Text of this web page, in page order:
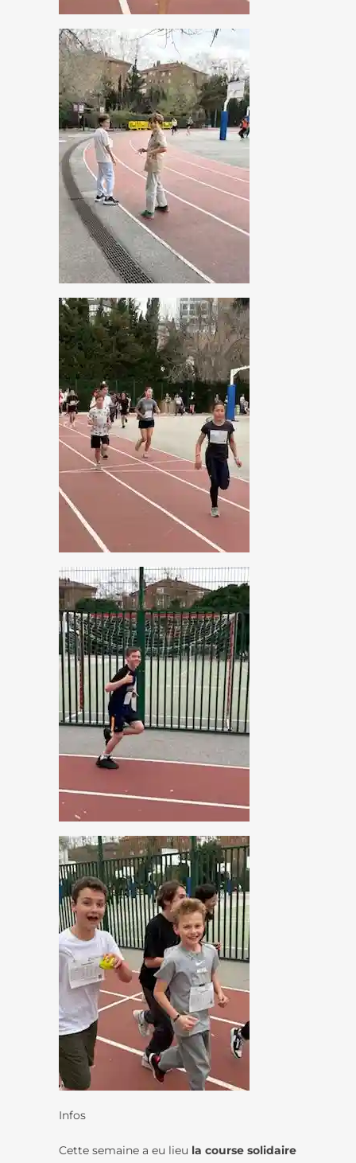
Infos
Cette semaine a eu lieu la course solidaire